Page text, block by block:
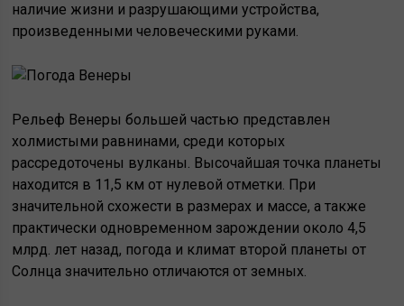
наличие жизни и разрушающими устройства,
произведенными человеческими руками.
Рельеф Венеры большей частью представлен
холмистыми равнинами, среди которых
рассредоточены вулканы. Высочайшая точка планеты
находится в 11,5 км от нулевой отметки. При
значительной схожести в размерах и массе, а также
практически одновременном зарождении около 4,5
млрд. лет назад, погода и климат второй планеты от
Солнца значительно отличаются от земных.